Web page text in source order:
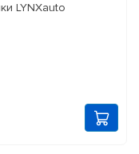
LYNXauto